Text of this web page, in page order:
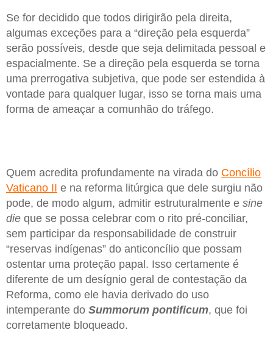
Se for decidido que todos dirigirão pela direita,
algumas exceções para a “direção pela esquerda”
serão possíveis, desde que seja delimitada pessoal e
espacialmente. Se a direção pela esquerda se torna
uma prerrogativa subjetiva, que pode ser estendida à
vontade para qualquer lugar, isso se torna mais uma
forma de ameaçar a comunhão do tráfego.
Quem acredita profundamente na virada do Concílio
Vaticano II e na reforma litúrgica que dele surgiu não
pode, de modo algum, admitir estruturalmente e sine
die que se possa celebrar com o rito pré-conciliar,
sem participar da responsabilidade de construir
“reservas indígenas” do anticoncílio que possam
ostentar uma proteção papal. Isso certamente é
diferente de um desígnio geral de contestação da
Reforma, como ele havia derivado do uso
intemperante do Summorum pontificum, que foi
corretamente bloqueado.